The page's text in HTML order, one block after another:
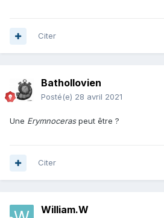
Citer
Bathollovien
Posté(e) 28 avril 2021
Une Erymnoceraspeut être ?
Citer
William.W